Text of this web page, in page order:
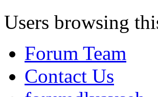
Users browsing
Forum Team
Contact Us